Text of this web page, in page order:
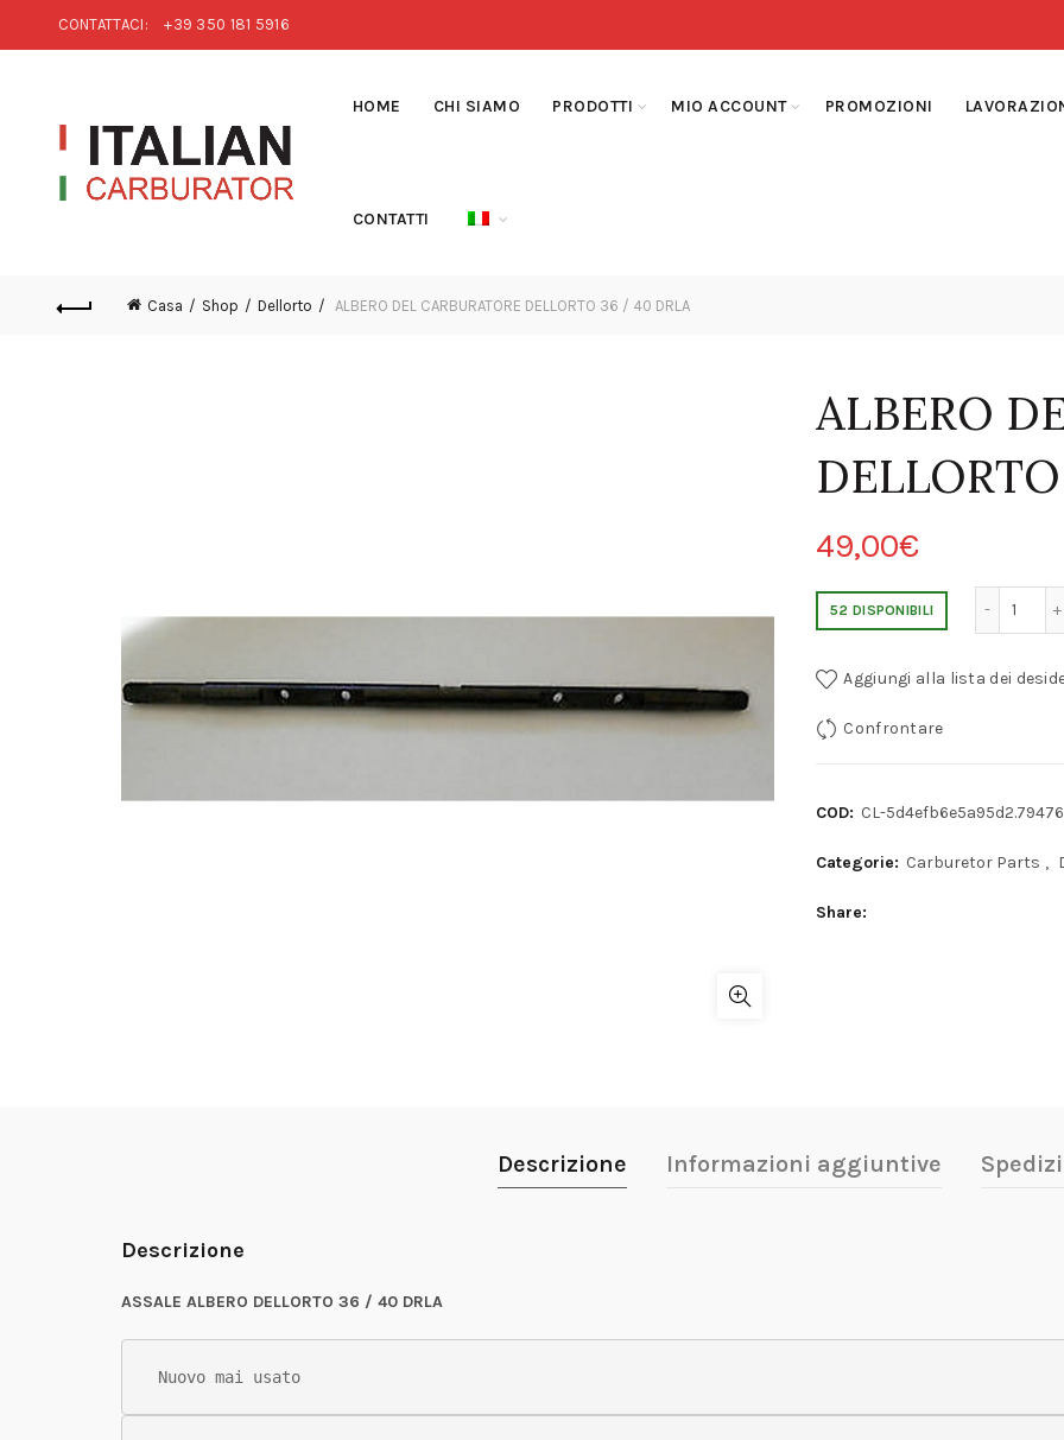
CONTATTACI: +39 350 181 5916
HOME CHI SIAMO PRODOTTI MIO ACCOUNT PROMOZIONI
CONTATTI
Casa Shop Dellorto ALBERO DEL CARBURATORE DELLORTO 36 / 40 DRLA
ALBERO
49,00€
52 DISPONIBILI
ALBERO DEL CARBURATORE
Aggiungi alla lista dei
Confrontare
COD: CL-
Categorie: Carburetor Parts ,
Share
Descrizione Informazioni aggiuntive
Descrizione
ASSALE ALBERO DELLORTO 36 / 40 DRLA
Nuovo mai usato